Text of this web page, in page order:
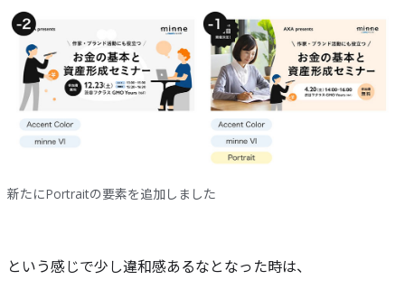
新たにPortraitの要素を追加しました
という感じで少し違和感あるなとなった時は、